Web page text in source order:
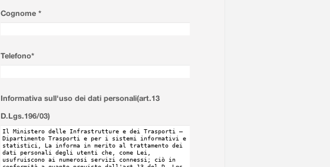
Cognome *
Telefono*
Informativa sull'uso dei dati personali(art.13
D.Lgs.196/03)